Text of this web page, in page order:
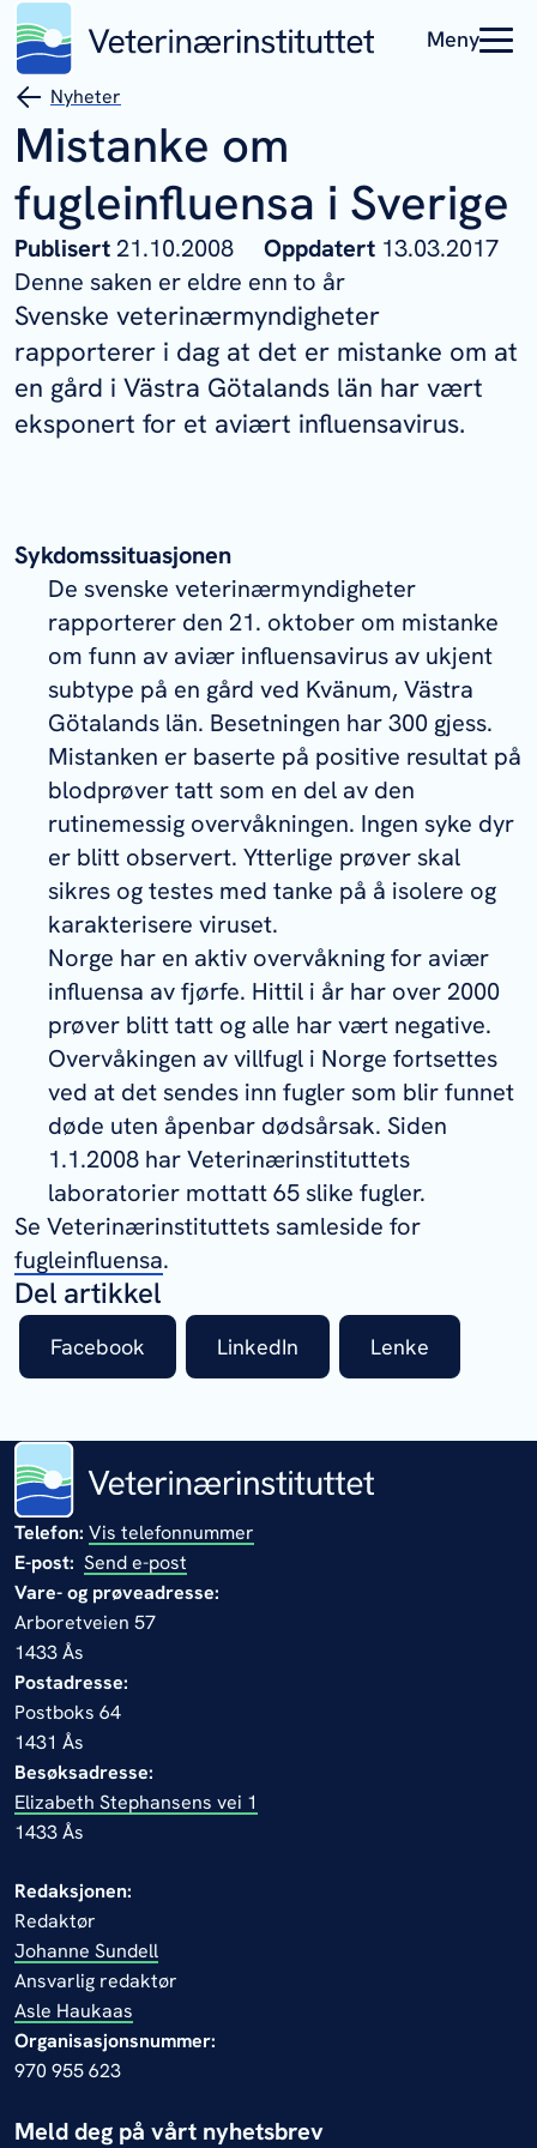
Meny
Nyheter
Mistanke om
fugleinfluensa i Sverige
Publisert 21.10.2008 Oppdatert 13.03.2017
Denne saken er eldre enn to år
Svenske veterinærmyndigheter
rapporterer i dag at det er mistanke om at
en gård i Västra Götalands län har vært
eksponert for et aviært influensavirus.
Sykdomssituasjonen
De svenske veterinærmyndigheter
rapporterer den 21. oktober om mistanke
om funn av aviær influensavirus av ukjent
subtype på en gård ved Kvänum, Västra
Götalands län. Besetningen har 300 gjess.
Mistanken er baserte på positive resultat på
blodprøver tatt som en del av den
rutinemessig overvåkningen. Ingen syke dyr
er blitt observert. Ytterlige prøver skal
sikres og testes med tanke på å isolere og
karakterisere viruset.
Norge har en aktiv overvåkning for aviær
influensa av fjørfe. Hittil i år har over 2000
prøver blitt tatt og alle har vært negative.
Overvåkingen av villfugl i Norge fortsettes
ved at det sendes inn fugler som blir funnet
døde uten åpenbar dødsårsak. Siden
1.1.2008 har Veterinærinstituttets
laboratorier mottatt 65 slike fugler.
Se Veterinærinstituttets samleside for
fugleinfluensa.
Del artikkel
Facebook LinkedIn Lenke
Telefon: Vis telefonnummer
E-post: Send e-post
Vare- og prøveadresse:
Arboretveien 57
1433 Ås
Postadresse:
Postboks 64
1431 Ås
Besøksadresse:
Elizabeth Stephansens vei 1
1433 Ås
Redaksjonen:
Redaktør
Johanne Sundell
Ansvarlig redaktør
Asle Haukaas
Organisasjonsnummer:
970 955 623
Meld deg på vårt nyhetsbrev